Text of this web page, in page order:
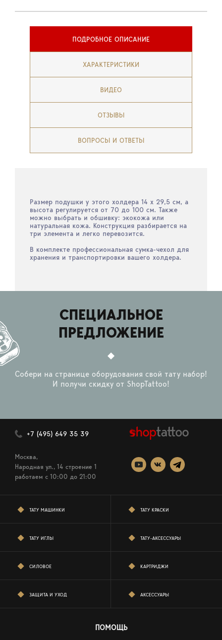
ПОДРОБНОЕ ОПИСАНИЕ
ХАРАКТЕРИСТИКИ
ВИДЕО
ОТЗЫВЫ
ВОПРОСЫ И ОТВЕТЫ
Размер подушки у этого холдера 14 x 29,5 см, а
высота регулируется от 70 до 100 см. Также
можно выбрать и обшивку: экокожа или
натуральная кожа. Конструкция разбирается на
три элемента и легко перевозится.
В комплекте профессиональная сумка-чехол для
хранения и транспортировки вашего холдера.
СПЕЦИАЛЬНОЕ
ПРЕДЛОЖЕНИЕ
Собери на странице оборудования свой тату набор!
И получи скидку от ShopTattoo!
+7 (495) 649 35 39
Москва,
Народная ул., 14 строение 1
работаем c 10:00 до 21:00
ТАТУ МАШИНКИ ТАТУ КРАСКИ
ТАТУ ИГЛЫ ТАТУ-АКСЕССУАРЫ
СИЛОВОЕ КАРТРИДЖИ
ЗАЩИТА И УХОД АКСЕССУАРЫ
ПОМОЩЬ